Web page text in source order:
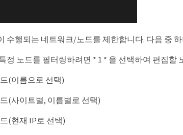
수행되는 네트워크/노드를 제한합니다. 다음 중
정 노드를 필터링하려면 * 1 * 을 선택하여 편집할
(이름으로 선택)
(사이트별, 이름별로 선택)
(현재 IP로 선택)